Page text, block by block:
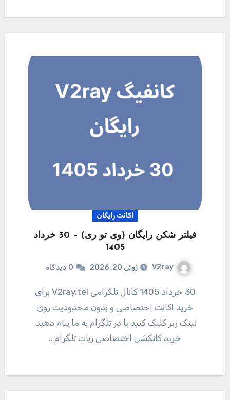
اکانت رایگان
فیلتر شکن رایگان (وی تو ری) – 30 خرداد
1405
V2ray ژوئن 20, 2026 0 دیدگاه
30 خرداد 1405 کانال تلگرامی V2ray.tel برای
خرید اکانت اختصاصی و بدون محدودیت روی
لینک زیر کلیک کنید یا در تلگرام به ما پیام دهید.
خرید کانکشن اختصاصی ربات تلگرام…